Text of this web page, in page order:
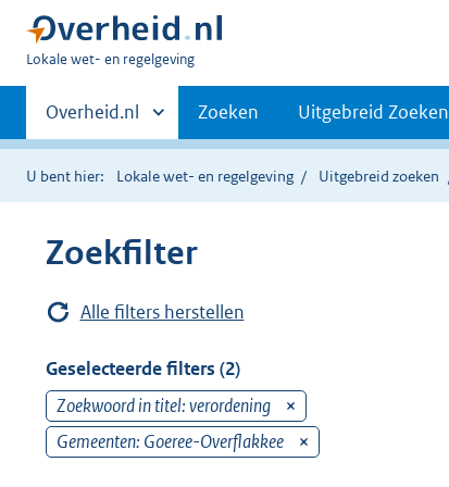
U
hier:
Lokale wet- en regelgeving
Primaire
navigatie
Andere
sites
binnen
Overheid.nl Zoeken Uitgebreid Zoeken
U bent hier: Lokale wet- en regelgeving Uitgebreid zoeken
Zoekfilter
Alle filters herstellen
Geselecteerde filters (2)
Zoekwoord in titel: verordening
e
r
Gemeenten: Goeree-Overflakkee